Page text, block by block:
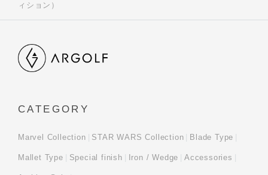
ィション）
CATEGORY
Marvel Collection STAR WARS Collection Blade Type
Mallet Type Special finish Iron / Wedge Accessories